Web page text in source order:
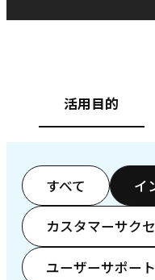
活用目的
すべて イ
カスタマーサク
ユーザーサポート